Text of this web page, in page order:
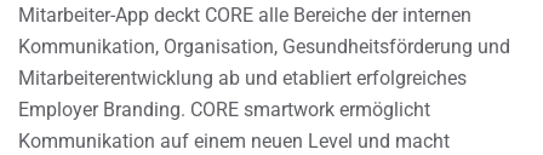
Mitarbeiter-App deckt CORE alle Bereiche der internen
Kommunikation, Organisation, Gesundheitsförderung und
Mitarbeiterentwicklung ab und etabliert erfolgreiches
Employer Branding. CORE smartwork ermöglicht
Kommunikation auf einem neuen Level und macht